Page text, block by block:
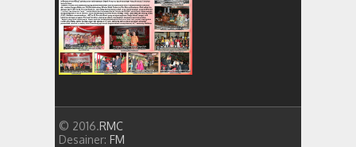
© 2016.RMC
Desainer: FM